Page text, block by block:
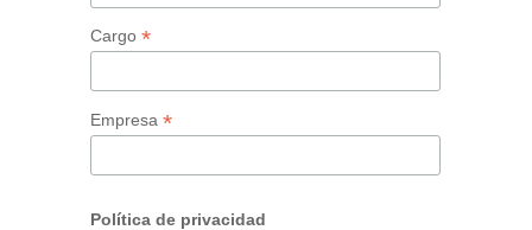
Cargo *
Empresa *
Política de privacidad